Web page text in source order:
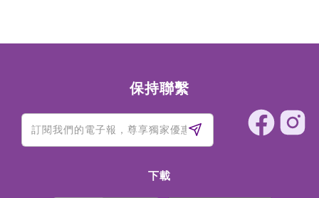
保持聯繫
下載